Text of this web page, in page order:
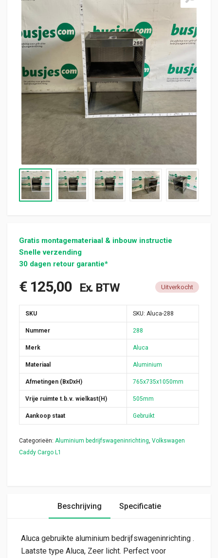
Gratis montagemateriaal & inbouw instructie
Snelle verzending
30 dagen retour garantie*
€125,00 Ex. BTW Uitverkocht
SKU SKU: Aluca-288
Nummer 288
Merk Aluca
Materiaal Aluminium
Afmetingen (BxDxH) 765x735x1050mm
Vrije ruimte t.b.v. wielkast(H) 505mm
Aankoop staat Gebruikt
Categorieën: Aluminium bedrijfswageninrichting Volkswagen
Caddy Cargo L1
Beschrijving Specificatie
Aluca gebruikte aluminium bedrijfswageninrichting .
Laatste type Aluca, Zeer licht. Perfect voor